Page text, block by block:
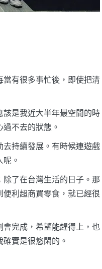
有很多事忙後，即使把清
是我近大半年最空閒的時
不去的狀態。
持續發展。有時候連遊戲
。
了在台灣生活的日子。那
利超商買零食，就已經很
完成，希望能趕得上，也
實是很悠閑的。